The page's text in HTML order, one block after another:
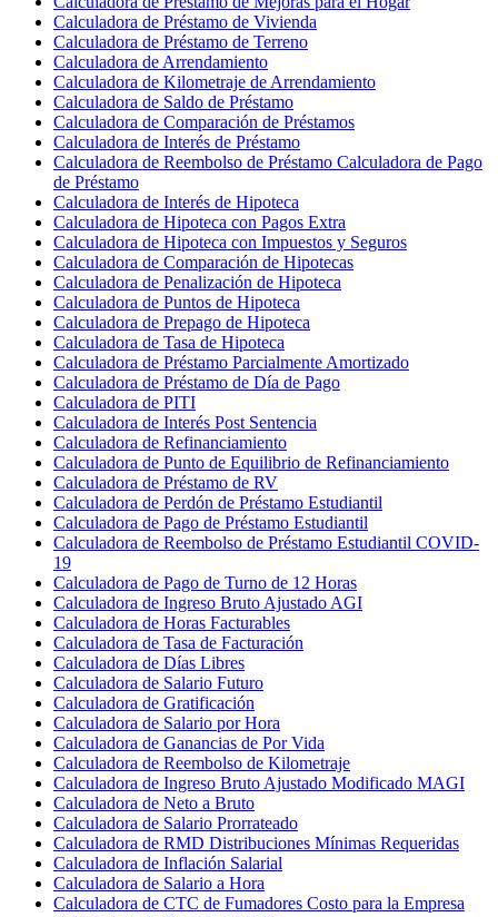
Calculadora de Préstamo de Vivienda
Calculadora de Préstamo de Terreno
Calculadora de Arrendamiento
Calculadora de Kilometraje de Arrendamiento
Calculadora de Saldo de Préstamo
Calculadora de Comparación de Préstamos
Calculadora de Interés de Préstamo
Calculadora de Reembolso de Préstamo Calculadora de Pago
de Préstamo
Calculadora de Interés de Hipoteca
Calculadora de Hipoteca con Pagos Extra
Calculadora de Hipoteca con Impuestos y Seguros
Calculadora de Comparación de Hipotecas
Calculadora de Penalización de Hipoteca
Calculadora de Puntos de Hipoteca
Calculadora de Prepago de Hipoteca
Calculadora de Tasa de Hipoteca
Calculadora de Préstamo Parcialmente Amortizado
Calculadora de Préstamo de Día de Pago
Calculadora de PITI
Calculadora de Interés Post Sentencia
Calculadora de Refinanciamiento
Calculadora de Punto de Equilibrio de Refinanciamiento
Calculadora de Préstamo de RV
Calculadora de Perdón de Préstamo Estudiantil
Calculadora de Pago de Préstamo Estudiantil
Calculadora de Reembolso de Préstamo Estudiantil COVID-
19
Calculadora de Pago de Turno de 12 Horas
Calculadora de Ingreso Bruto Ajustado AGI
Calculadora de Horas Facturables
Calculadora de Tasa de Facturación
Calculadora de Días Libres
Calculadora de Salario Futuro
Calculadora de Gratificación
Calculadora de Salario por Hora
Calculadora de Ganancias de Por Vida
Calculadora de Reembolso de Kilometraje
Calculadora de Ingreso Bruto Ajustado Modificado MAGI
Calculadora de Neto a Bruto
Calculadora de Salario Prorrateado
Calculadora de RMD Distribuciones Mínimas Requeridas
Calculadora de Inflación Salarial
Calculadora de Salario a Hora
Calculadora de CTC de Fumadores Costo para la Empresa